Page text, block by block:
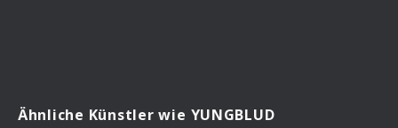
Ähnliche Künstler wie YUNGBLUD